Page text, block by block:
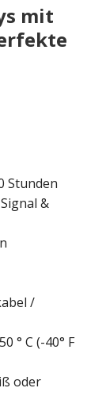
mit
Stunden
&
/
° C (-40° F
oder